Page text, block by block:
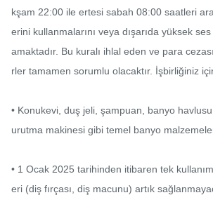
kşam 22:00 ile ertesi sabah 08:00 saatleri
erini kullanmalarını veya dışarıda yüksek ses
amaktadır. Bu kuralı ihlal eden ve para
rler tamamen sorumlu olacaktır. İşbirliğiniz
• Konukevi, duş jeli, şampuan, banyo
urutma makinesi gibi temel banyo
• 1 Ocak 2025 tarihinden itibaren tek
eri (diş fırçası, diş macunu) artık